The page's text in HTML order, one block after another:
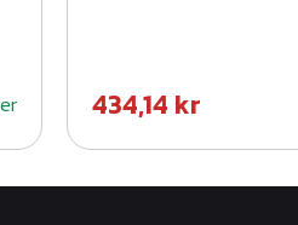
434,14 kr